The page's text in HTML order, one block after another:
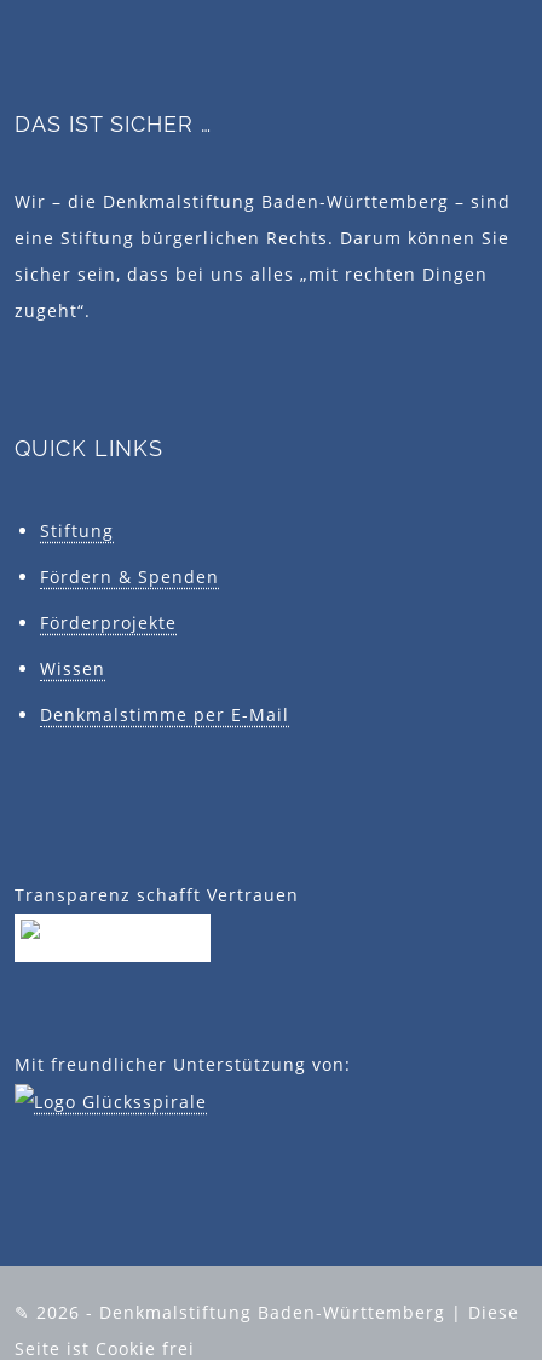
DAS IST SICHER …
Wir – die Denkmalstiftung Baden-Württemberg – sind
eine Stiftung bürgerlichen Rechts. Darum können Sie
sicher sein, dass bei uns alles „mit rechten Dingen
zugeht“.
QUICK LINKS
Stiftung
Fördern & Spenden
Förderprojekte
Wissen
Denkmalstimme per E-Mail
Transparenz schafft Vertrauen
Mit freundlicher Unterstützung von:
✎ 2026 - Denkmalstiftung Baden-Württemberg | Diese
Seite ist Cookie frei